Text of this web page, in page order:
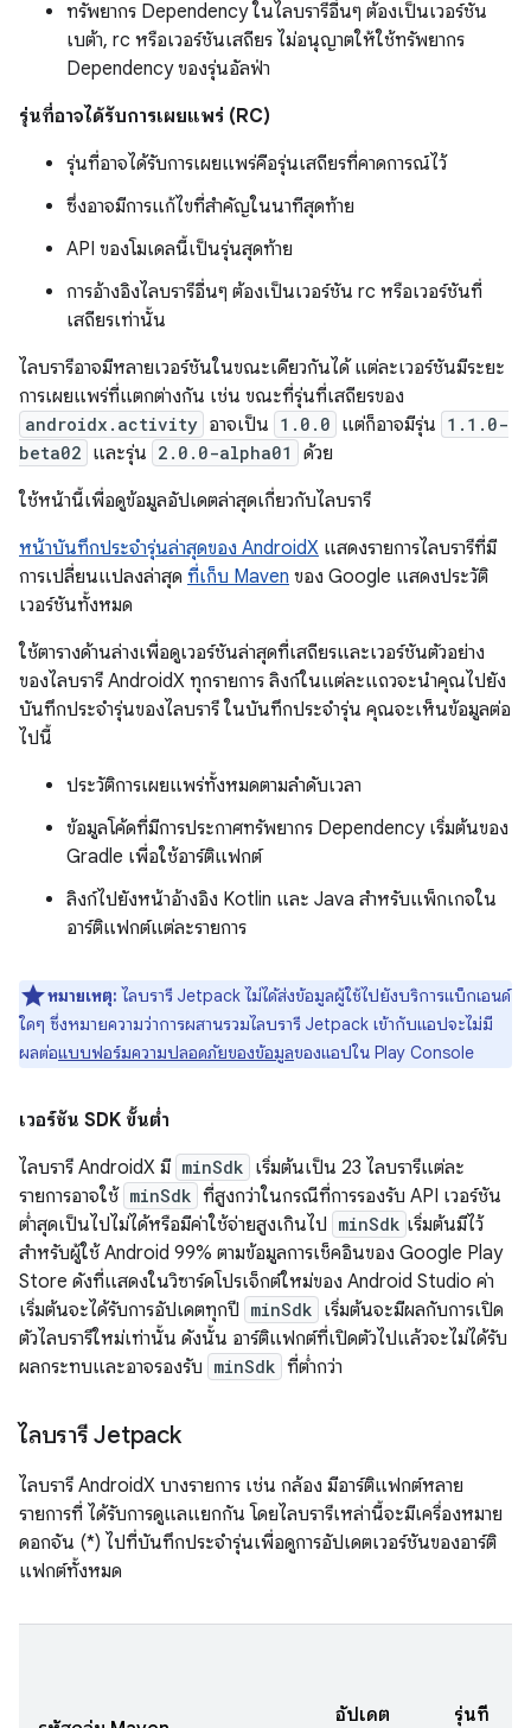
ทรัพยากร Dependency ในไลบรารีอื่นๆ ต้องเป็นเวอร์ชัน
เบต้า, rc หรือเวอร์ชันเสถียร ไม่อนุญาตให้ใช้ทรัพยากร
Dependency ของรุ่นอัลฟ่า
รุ่นที่อาจได้รับการเผยแพร่ (RC)
รุ่นที่อาจได้รับการเผยแพร่คือรุ่นเสถียรที่คาดการณ์ไว้
ซึ่งอาจมีการแก้ไขที่สำคัญในนาทีสุดท้าย
API ของโมเดลนี้เป็นรุ่นสุดท้าย
การอ้างอิงไลบรารีอื่นๆ ต้องเป็นเวอร์ชัน rc หรือเวอร์ชันที่
เสถียรเท่านั้น
ไลบรารีอาจมีหลายเวอร์ชันในขณะเดียวกันได้ แต่ละเวอร์ชันมีระยะ
การเผยแพร่ที่แตกต่างกัน เช่น ขณะที่รุ่นที่เสถียรของ
androidx.activity อาจเป็น 1.0.0 แต่ก็อาจมีรุ่น 1.1.0-
beta02 และรุ่น 2.0.0-alpha01
ด้วย
ใช้หน้านี้เพื่อดูข้อมูลอัปเดตล่าสุดเกี่ยวกับไลบรารี
หน้าบันทึกประจำรุ่นล่าสุดของ AndroidX แสดงรายการไลบรารีที่มี
การเปลี่ยนแปลงล่าสุด ที่เก็บ Maven ของ Google แสดงประวัติ
เวอร์ชันทั้งหมด
ใช้ตารางด้านล่างเพื่อดูเวอร์ชันล่าสุดที่เสถียรและเวอร์ชันตัวอย่าง
ของไลบรารี AndroidX ทุกรายการ ลิงก์ในแต่ละแถวจะนำคุณไปยัง
บันทึกประจำรุ่นของไลบรารี ในบันทึกประจำรุ่น คุณจะเห็นข้อมูลต่อ
ไปนี้
ประวัติการเผยแพร่ทั้งหมดตามลำดับเวลา
ข้อมูลโค้ดที่มีการประกาศทรัพยากร Dependency เริ่มต้นของ
Gradle เพื่อใช้อาร์ติแฟกต์
ลิงก์ไปยังหน้าอ้างอิง Kotlin และ Java สำหรับแพ็กเกจใน
อาร์ติแฟกต์แต่ละรายการ
หมายเหตุ: ไลบรารี Jetpack ไม่ได้ส่งข้อมูลผู้ใช้ไปยังบริการแบ็กเอนด์
ใดๆ ซึ่งหมายความว่าการผสานรวมไลบรารี Jetpack เข้ากับแอปจะไม่มี
ผลต่อแบบฟอร์มความปลอดภัยของข้อมูลของแอปใน Play Console
เวอร์ชัน SDK ขั้นต่ำ
ไลบรารี AndroidX มี minSdk เริ่มต้นเป็น 23 ไลบรารีแต่ละ
รายการอาจใช้ minSdk ที่สูงกว่าในกรณีที่การรองรับ API เวอร์ชัน
ต่ำสุดเป็นไปไม่ได้หรือมีค่าใช้จ่ายสูงเกินไป minSdk เริ่มต้นมีไว้
สำหรับผู้ใช้ Android 99% ตามข้อมูลการเช็คอินของ Google Play
Store ดังที่แสดงในวิซาร์ดโปรเจ็กต์ใหม่ของ Android Studio ค่า
เริ่มต้นจะได้รับการอัปเดตทุกปี minSdk เริ่มต้นจะมีผลกับการเปิด
ตัวไลบรารีใหม่เท่านั้น ดังนั้น อาร์ติแฟกต์ที่เปิดตัวไปแล้วจะไม่ได้รับ
ผลกระทบและอาจรองรับ minSdk ที่ต่ำกว่า
ไลบรารี Jetpack
ไลบรารี AndroidX บางรายการ เช่น กล้อง มีอาร์ติแฟกต์หลาย
รายการที่ ได้รับการดูแลแยกกัน โดยไลบรารีเหล่านี้จะมีเครื่องหมาย
ดอกจัน (*) ไปที่บันทึกประจำรุ่นเพื่อดูการอัปเดตเวอร์ชันของอาร์ติ
แฟกต์ทั้งหมด
อัปเดต
รุ่นที่